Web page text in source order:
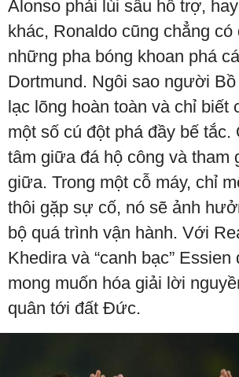
Alonso phải lùi sâu hỗ trợ,
khác, Ronaldo cũng chẳng có
những pha bóng khoan phá
Dortmund. Ngôi sao người
lạc lõng hoàn toàn và chỉ biết
một số cú đột phá đầy bế tắc.
tâm giữa đá hộ công và tham
giữa. Trong một cỗ máy, chỉ
thôi gặp sự cố, nó sẽ ảnh
bộ quá trình vận hành. Với
Khedira và “canh bạc” Essien
mong muốn hóa giải lời
quân tới đất Đức.